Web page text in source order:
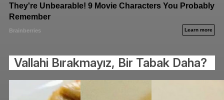
Vallahi Bırakmayız, Bir Tabak Daha?